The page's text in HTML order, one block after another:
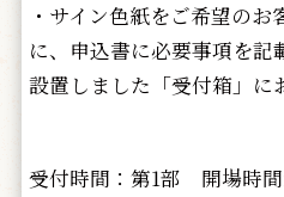
・サイン色紙をご希望の
に、申込書に必要事項を記
設置しました「受付箱」に
受付時間：第1部 開場時